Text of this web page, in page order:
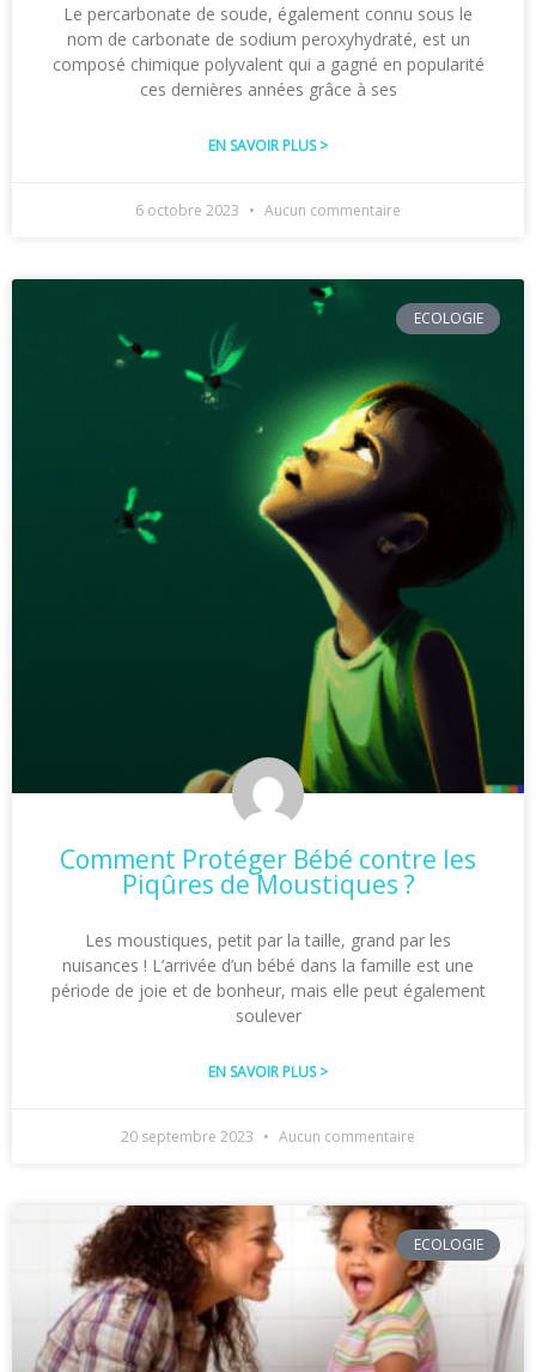
Le percarbonate de soude, également connu sous le
nom de carbonate de sodium peroxyhydraté, est un
composé chimique polyvalent qui a gagné en popularité
ces dernières années grâce à ses
EN SAVOIR PLUS >
6 octobre 2023 Aucun commentaire
ECOLOGIE
Comment Protéger Bébé contre les
Piqûres de Moustiques ?
Les moustiques, petit par la taille, grand par les
nuisances ! L’arrivée d’un bébé dans la famille est une
période de joie et de bonheur, mais elle peut également
soulever
EN SAVOIR PLUS >
20 septembre 2023 Aucun commentaire
ECOLOGIE